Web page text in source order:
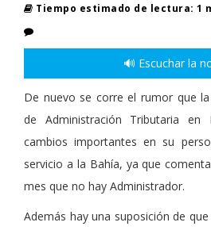
Tiempo estimado de lectura: 1
🔊 Escuchar la
De nuevo se corre el rumor que
de Administración Tributaria en
cambios importantes en su
servicio a la Bahía, ya que
mes que no hay Administrador.
Además hay una suposición de